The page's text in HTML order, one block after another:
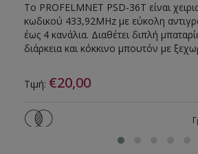
Το PROFELMNET PSD-36T είναι
κωδικού 433,92MHz με εύκολη
έως 4 κανάλια. Διαθέτει διπλή
διάρκεια και κόκκινο μπουτόν με
Τιμή: €20,00